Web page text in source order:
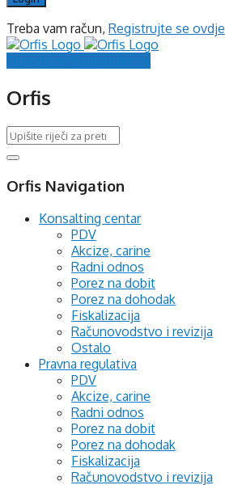
Treba vam račun, Registrujte se ovdje
Orfis
Orfis Navigation
Konsalting centar
PDV
Akcize, carine
Radni odnos
Porez na dobit
Porez na dohodak
Fiskalizacija
Računovodstvo i revizija
Ostalo
Pravna regulativa
PDV
Akcize, carine
Radni odnos
Porez na dobit
Porez na dohodak
Fiskalizacija
Računovodstvo i revizija